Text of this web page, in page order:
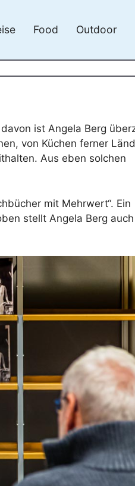
Food Outdoor
ist Angela Berg
von Küchen ferner
Aus eben solchen
mit Mehrwert“. Ein
stellt Angela Berg auch